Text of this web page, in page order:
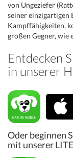
von Ungeziefer
seiner einzigartigen
Kampffähigkeiten,
großen Gegner, wie
Entdecken
in unserer
Oder beginnen
mit unserer